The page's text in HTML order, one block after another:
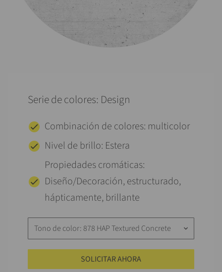
Serie de colores: Design
Combinación de colores: multicolor
Nivel de brillo: Estera
Propiedades cromáticas:
Diseño/Decoración, estructurado,
hápticamente, brillante
Tono de color: 878 HAP Textured Concrete keyboard_arrow_down
SOLICITAR AHORA